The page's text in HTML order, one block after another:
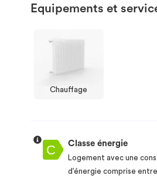
Equipements et
Chauffage
Classe énergie
Logement avec une
d’énergie comprise